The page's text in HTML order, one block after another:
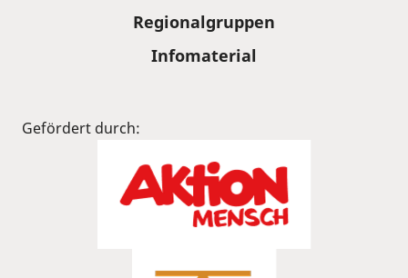
Regionalgruppen
Infomaterial
Gefördert durch: